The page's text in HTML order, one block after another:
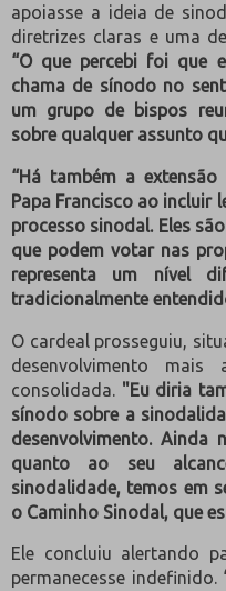
apoiasse a ideia de
diretrizes claras e uma
“O que percebi foi que
chama de sínodo no
um grupo de bispos
sobre qualquer assunto
“Há também a
Papa Francisco ao incluir
processo sinodal. Eles
que podem votar nas
representa um nível
tradicionalmente
O cardeal prosseguiu,
desenvolvimento
consolidada. "Eu diria
sínodo sobre a
desenvolvimento. Ainda
quanto ao seu
sinodalidade, temos em
o Caminho Sinodal, que
Ele concluiu alertando
permanecesse indefinido.